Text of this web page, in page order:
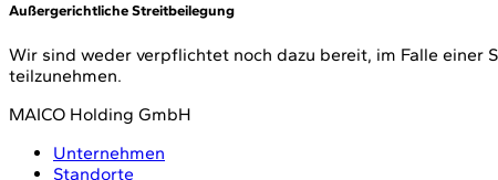
Außergerichtliche Streitbeilegung
Wir sind weder verpflichtet noch dazu bereit, im Falle einer
teilzunehmen.
MAICO Holding GmbH
Unternehmen
Standorte